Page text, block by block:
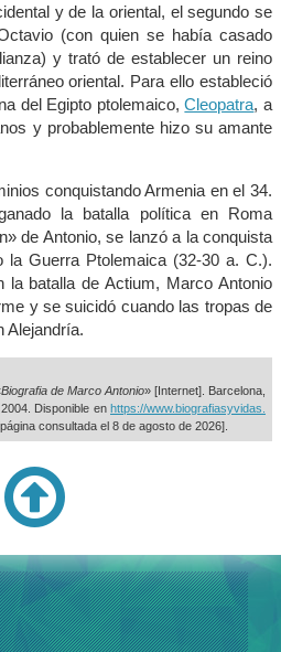
y de la oriental, el segundo se
(con quien se había casado
y trató de establecer un reino
oriental. Para ello estableció
del Egipto ptolemaico,Cleopatra, a
y probablemente hizo su amante
conquistando Armenia en el 34.
la batalla política en Roma
de Antonio, se lanzó a la conquista
la Guerra Ptolemaica (32-30 a. C.).
la batalla de Actium, Marco Antonio
y se suicidó cuando las tropas de
Alejandría.
Biografia de Marco Antonio» [Internet]. Barcelona,
Disponible en https://www.biografiasyvidas.
consultada el 8 de agosto de 2026].